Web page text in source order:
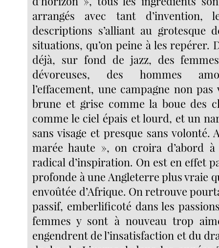
arrangés avec tant d’invention,
descriptions s’alliant au grotesque
situations, qu’on peine à les repérer.
déjà, sur fond de jazz, des
dévoreuses, des hommes
l’effacement, une campagne non
brune et grise comme la boue des
comme le ciel épais et lourd, et un
sans visage et presque sans volonté.
marée haute », on croira d’abord
radical d’inspiration. On est en effet
profonde à une Angleterre plus vraie
envoûtée d’Afrique. On retrouve
passif, emberlificoté dans les
femmes y sont à nouveau trop
engendrent de l’insatisfaction et du